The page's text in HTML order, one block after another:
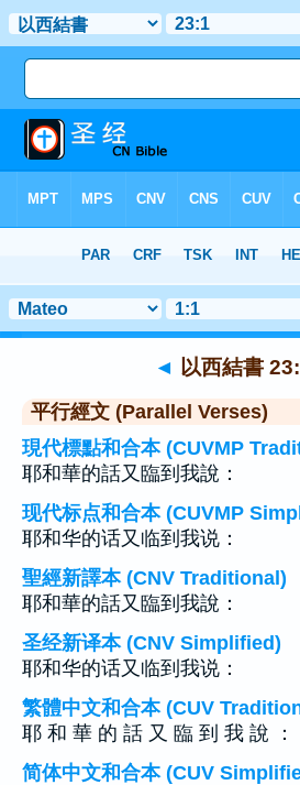
章 23> 聖經金句 1
◄ 以西結書
平行經文 (Parallel Verses)
現代標點和合本 (CUVMP
耶和華的話又臨到我說：
现代标点和合本 (CUVMP
耶和华的话又临到我说：
聖經新譯本 (CNV Traditional)
耶和華的話又臨到我說：
圣经新译本 (CNV Simplified)
耶和华的话又临到我说：
繁體中文和合本 (CUV
耶 和 華 的 話 又 臨 到 我 說 ：
简体中文和合本 (CUV